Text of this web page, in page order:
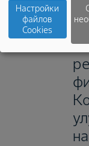
Настройки
файлов
Cookies